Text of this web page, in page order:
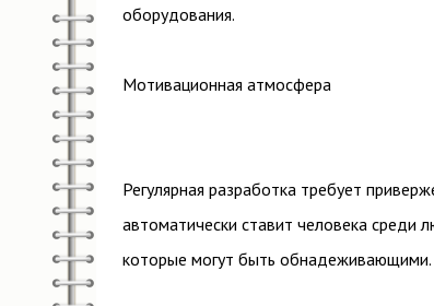
оборудования.
Мотивационная атмосфера
Регулярная разработка требует
автоматически ставит человека
которые могут быть обнадеживающими.